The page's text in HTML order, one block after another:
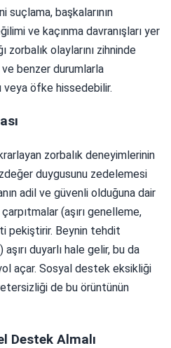
suçlama, başkalarının
ve kaçınma davranışları yer
zorbalık olaylarını zihninde
benzer durumlarla
veya öfke hissedebilir.
zorbalık deneyimlerinin
duygusunu zedelemesi
adil ve güvenli olduğuna dair
çarpıtmalar (aşırı genelleme,
pekiştirir. Beynin tehdit
duyarlı hale gelir, bu da
açar. Sosyal destek eksikliği
de bu örüntünün
Destek Almalı